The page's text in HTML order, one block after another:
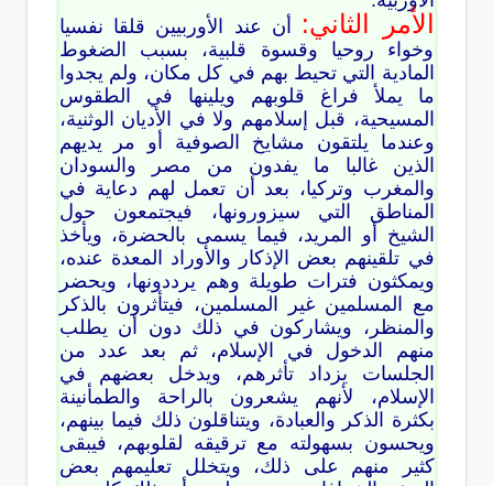
الأمر الثاني: أن عند الأوربيين قلقا نفسيا
وخواء روحيا وقسوة قلبية، بسبب الضغوط
المادية التي تحيط بهم في كل مكان، ولم يجدوا
ما يملأ فراغ قلوبهم ويلينها في الطقوس
المسيحية، قبل إسلامهم ولا في الأديان الوثنية،
وعندما يلتقون مشايخ الصوفية أو مر يديهم
الذين غالبا ما يفدون من مصر والسودان
والمغرب وتركيا، بعد أن تعمل لهم دعاية في
المناطق التي سيزورونها، فيجتمعون حول
الشيخ أو المريد، فيما يسمى بالحضرة، ويأخذ
في تلقينهم بعض الإذكار والأوراد المعدة عنده،
ويمكثون فترات طويلة وهم يرددونها، ويحضر
مع المسلمين غير المسلمين، فيتأثرون بالذكر
والمنظر، ويشاركون في ذلك دون أن يطلب
منهم الدخول في الإسلام، ثم بعد عدد من
الجلسات يزداد تأثرهم، ويدخل بعضهم في
الإسلام، لأنهم يشعرون بالراحة والطمأنينة
بكثرة الذكر والعبادة، ويتناقلون ذلك فيما بينهم،
ويحسون بسهولته مع ترقيقه لقلوبهم، فيبقى
كثير منهم على ذلك، ويتخلل تعليمهم بعض